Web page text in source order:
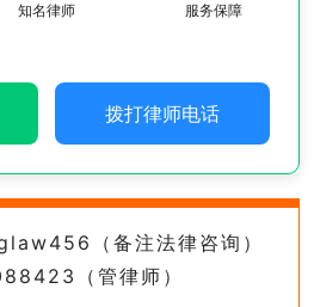
知名律师 服务保障
拨打律师电话
（备注法律咨询）
（管律师）